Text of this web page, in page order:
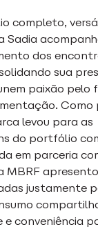
completo,
Sadia
dos
sua
paixão pelo
Como
levou para as
do portfólio
em parceria
MBRF
justamente
e conveniência